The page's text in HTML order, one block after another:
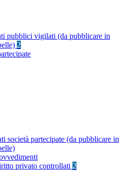
pubblici vigilati (da pubblicare in
2
società partecipate (da pubblicare in
privato controllati 2